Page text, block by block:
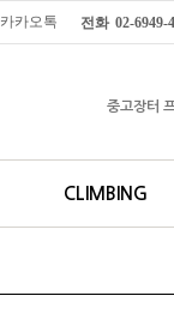
카카오톡 전화 02-6949-
중고장터
CLIMBING